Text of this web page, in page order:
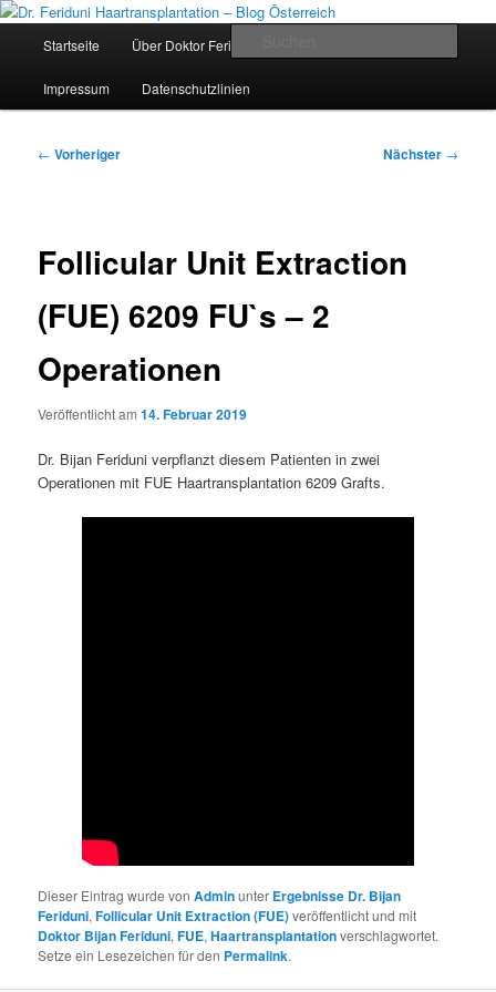
Zum
springenDr. Feriduni Haartransplantation –
Videos, Ergebnisse, Bilder
Startseite Über Doktor Feriduni und Team
Impressum Datenschutzlinien
Beitragsnavigation
← Vorheriger Nächster →
Follicular Unit Extraction
(FUE) 6209 FU`s – 2
Operationen
Veröffentlicht am14. Februar 2019
Dr. Bijan Feriduni verpflanzt diesem Patienten in zwei
Operationen mit FUE Haartransplantation 6209 Grafts.
Dieser Eintrag wurde vonAdminunter Ergebnisse Dr. Bijan
Feriduni,Follicular Unit Extraction (FUE)veröffentlicht und mit
Doktor Bijan Feriduni,FUE,Haartransplantationverschlagwortet.
Setze ein Lesezeichen für den Permalink.